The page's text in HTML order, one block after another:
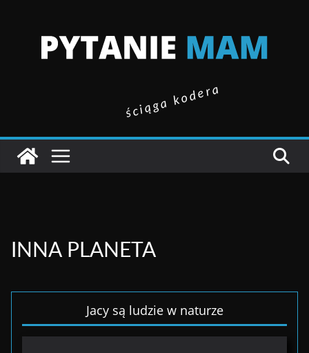
ściąga kodera
INNA PLANETA
Jacy są ludzie w naturze